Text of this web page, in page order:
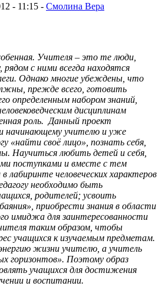
- 11:15 - Смолина Вера
Учителя – это те люди,
рядом с ними всегда находятся
Однако многие убеждены, что
прежде всего, готовить
определенным набором знаний,
дисциплинам
роль. Данный проект
начинающему учителю и уже
«найти своё лицо», познать себя,
Научиться любить детей и себя,
поступками и вместе с тем
лабиринте человеческих характеров
необходимо быть
родителей; усвоить
приобрести знания в области
имиджа для заинтересованности
таким образом, чтобы
учащихся к изучаемым предметам.
жизни учителю, а учитель
горизонтов». Поэтому образ
учащихся для достижения
и воспитании.